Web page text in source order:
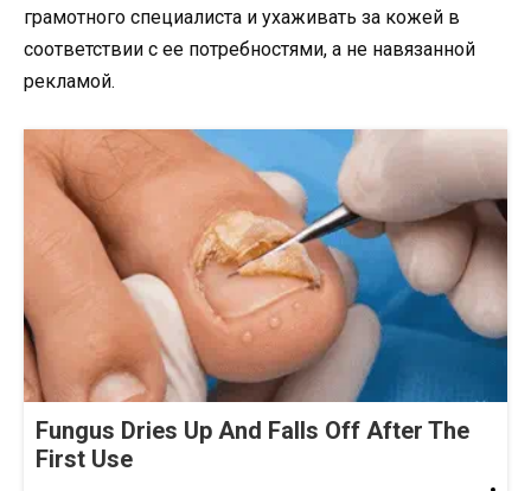
грамотного специалиста и ухаживать за кожей в
соответствии с ее потребностями, а не навязанной
рекламой.
Fungus Dries Up And Falls Off After The
First Use